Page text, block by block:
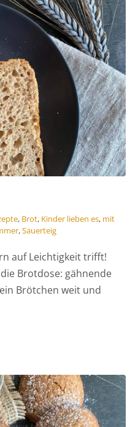
, Brot, Kinder lieben es, mit
,Sauerteig
auf Leichtigkeit trifft!
Brotdose: gähnende
Brötchen weit und